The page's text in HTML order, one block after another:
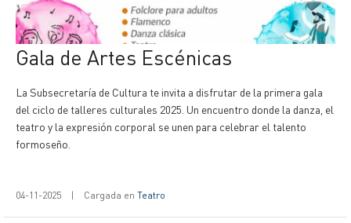
Gala de Artes Escénicas
La Subsecretaría de Cultura te invita a disfrutar de la primera gala
del ciclo de talleres culturales 2025. Un encuentro donde la danza, el
teatro y la expresión corporal se unen para celebrar el talento
formoseño.
04-11-2025 | Cargada en Teatro